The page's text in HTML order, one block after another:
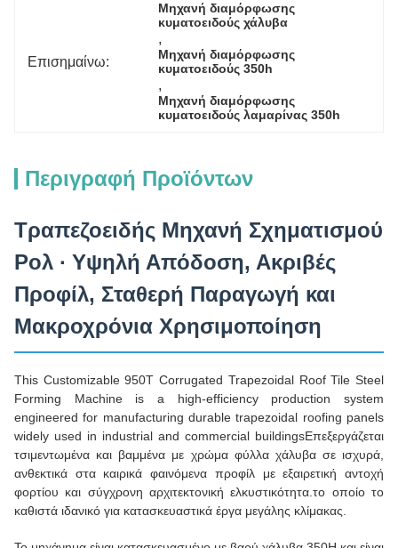
Επισημαίνω:
Μηχανή διαμόρφωσης
κυματοειδούς χάλυβα
,
Μηχανή διαμόρφωσης
κυματοειδούς 350h
,
Μηχανή διαμόρφωσης
κυματοειδούς λαμαρίνας 350h
Περιγραφή Προϊόντων
Τραπεζοειδής Μηχανή Σχηματισμού
Ρολ ∙ Υψηλή Απόδοση, Ακριβές
Προφίλ, Σταθερή Παραγωγή και
Μακροχρόνια Χρησιμοποίηση
This Customizable 950T Corrugated Trapezoidal Roof Tile Steel
Forming Machine is a high-efficiency production system
engineered for manufacturing durable trapezoidal roofing panels
widely used in industrial and commercial buildingsΕπεξεργάζεται
τσιμεντωμένα και βαμμένα με χρώμα φύλλα χάλυβα σε ισχυρά,
ανθεκτικά στα καιρικά φαινόμενα προφίλ με εξαιρετική αντοχή
φορτίου και σύγχρονη αρχιτεκτονική ελκυστικότητα.το οποίο το
καθιστά ιδανικό για κατασκευαστικά έργα μεγάλης κλίμακας.